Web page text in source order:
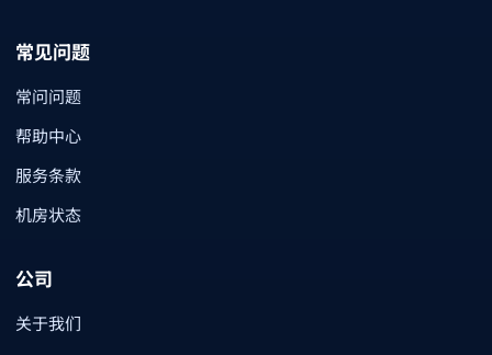
常见问题
常问问题
帮助中心
服务条款
机房状态
公司
关于我们